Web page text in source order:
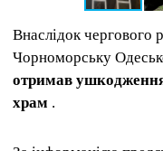
Внаслідок чергового
Чорноморську
отримав
храм .